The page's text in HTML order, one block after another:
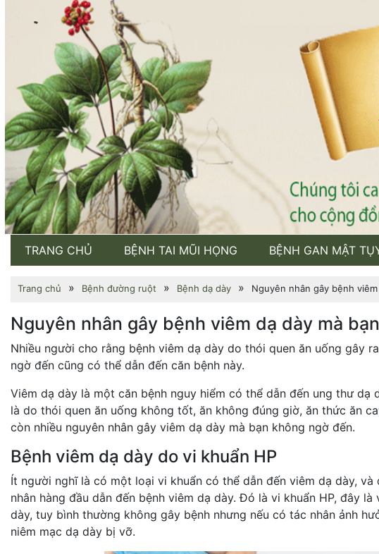
TRANG CHỦ BỆNH TAI MŨI HỌNG BỆNH GAN MẬT
Trang chủ » Bệnh đường ruột » Bệnh dạ dày » Nguyên nhân gây bệnh
Nguyên nhân gây bệnh viêm dạ dày mà
Nhiều người cho rằng bệnh viêm dạ dày do thói quen ăn uống gây
ngờ đến cũng có thể dẫn đến căn bệnh này.
Viêm dạ dày là một căn bệnh nguy hiểm có thể dẫn đến ung thư dạ
là do thói quen ăn uống không tốt, ăn không đúng giờ, ăn thức ăn
còn nhiều nguyên nhân gây viêm dạ dày mà bạn không ngờ đến.
Bệnh viêm dạ dày do vi khuẩn HP
Ít người nghĩ là có một loại vi khuẩn có thể dẫn đến viêm dạ dày,
nhân hàng đầu dẫn đến bệnh viêm dạ dày. Đó là vi khuẩn HP, đây
dày, tuy bình thường không gây bệnh nhưng nếu có tác nhân ảnh
niêm mạc dạ dày bị vỡ.